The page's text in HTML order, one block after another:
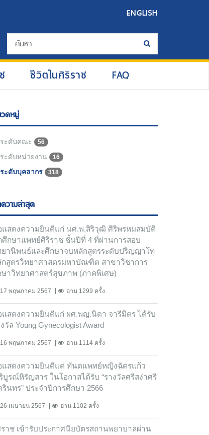
ENGLISH
ชีวิตในศิริราช FAQ
ดหมู่
ระดับคณะ 56
ระดับหน่วยงาน 16
ระดับบุคลากร 318
วามล่าสุด
แสดงความยินดีแก่ นศ.พ.สิริวุฒิ ศิริพรหมสมบัติ
ศึกษาแพทย์ศิริราช ชั้นปีที่ 4 ที่ผ่านการสอบ
ยานิพนธ์และศึกษาจบหลักสูตรระดับปริญญาโท
กสูตรวิทยาศาสตรมหาบัณฑิต สาขาวิชาการ
าวิทยาศาสตร์สุขภาพ (ภาคพิเศษ)
17 พฤษภาคม 2567 อ่าน 1299 ครั้ง
สดงความยินดีแก่ ผศ.พญ.นิดา จารีมิตร ได้รับ
วัล Young Gynecologist Award
16 พฤษภาคม 2567 อ่าน 1114 ครั้ง
แสดงความยินดีแด่ ทันตแพทย์หญิงฉัตรแก้ว
บูรณ์หิรัญสาร ในโอกาสได้รับ “รางวัลศรีสง่าศรี
นทร” ประจำปีการศึกษา 2566
26 เมษายน 2567 อ่าน 1102 ครั้ง
าช เข้ารับประกาศนียบัตรสถานพยาบาลผ่าน